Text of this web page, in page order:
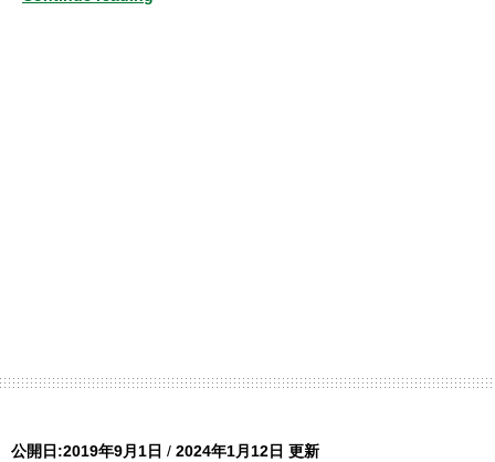
公開日:2019年9月1日 / 2024年1月12日 更新